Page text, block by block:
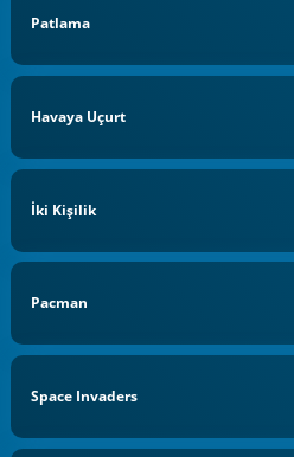
Patlama
Havaya Uçurt
İki Kişilik
Pacman
Space Invaders